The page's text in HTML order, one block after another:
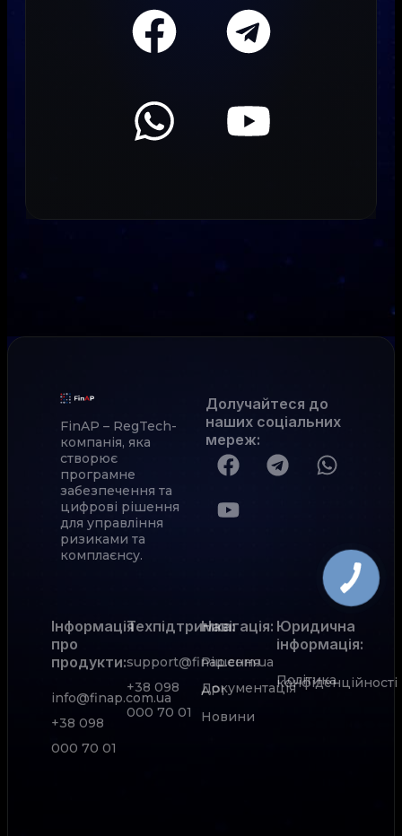
FinAP – RegTech-
компанія, яка
створює
програмне
забезпечення та
цифрові рішення
для управління
ризиками та
комплаєнсу.
Долучайтеся до
наших соціальних
мереж:
Інформація
про
продукти:
info@finap.com.ua
+38 098
000 70 01
Техпідтримка:
support@finap.com.ua
+38 098
000 70 01
Рішення
Документація
АРІ
Новини
Навігація: Юридична
інформація:
Політика
конфіденційності